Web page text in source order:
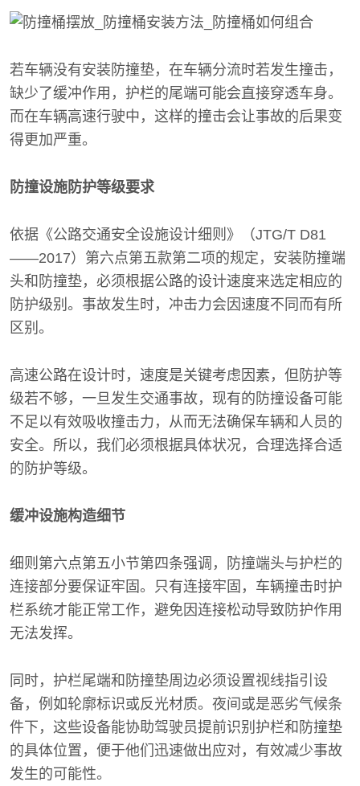
若车辆没有安装防撞垫，在车辆分流时若发生撞击，
缺少了缓冲作用，护栏的尾端可能会直接穿透车身。
而在车辆高速行驶中，这样的撞击会让事故的后果变
得更加严重。
防撞设施防护等级要求
依据《公路交通安全设施设计细则》（JTG/T D81
——2017）第六点第五款第二项的规定，安装防撞端
头和防撞垫，必须根据公路的设计速度来选定相应的
防护级别。事故发生时，冲击力会因速度不同而有所
区别。
高速公路在设计时，速度是关键考虑因素，但防护等
级若不够，一旦发生交通事故，现有的防撞设备可能
不足以有效吸收撞击力，从而无法确保车辆和人员的
安全。所以，我们必须根据具体状况，合理选择合适
的防护等级。
缓冲设施构造细节
细则第六点第五小节第四条强调，防撞端头与护栏的
连接部分要保证牢固。只有连接牢固，车辆撞击时护
栏系统才能正常工作，避免因连接松动导致防护作用
无法发挥。
同时，护栏尾端和防撞垫周边必须设置视线指引设
备，例如轮廓标识或反光材质。夜间或是恶劣气候条
件下，这些设备能协助驾驶员提前识别护栏和防撞垫
的具体位置，便于他们迅速做出应对，有效减少事故
发生的可能性。